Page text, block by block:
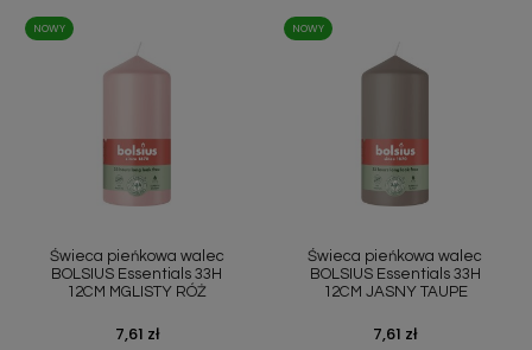
Świeca pieńkowa walec
BOLSIUS Essentials 33H
12CM MGLISTY RÓŻ
Cena
7,61 zł
NOWY
Świeca pieńkowa walec
BOLSIUS Essentials 33H
12CM JASNY TAUPE
Cena
7,61 zł
NOWY